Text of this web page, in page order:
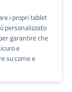
i propri tablet
personalizzato
garantire che
e
su come e